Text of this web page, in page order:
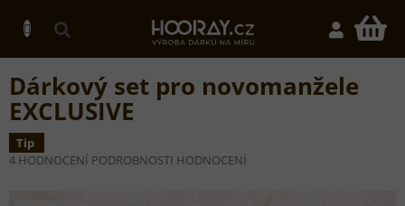
obsah
Dárkový set pro novomanžele
EXCLUSIVE
Tip
PRŮMĚRNÉ
4 HODNOCENÍ PODROBNOSTI HODNOCENÍ